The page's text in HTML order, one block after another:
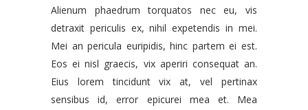
Alienum phaedrum torquatos nec eu, vis
detraxit periculis ex, nihil expetendis in mei.
Mei an pericula euripidis, hinc partem ei est.
Eos ei nisl graecis, vix aperiri consequat an.
Eius lorem tincidunt vix at, vel pertinax
sensibus id, error epicurei mea et. Mea